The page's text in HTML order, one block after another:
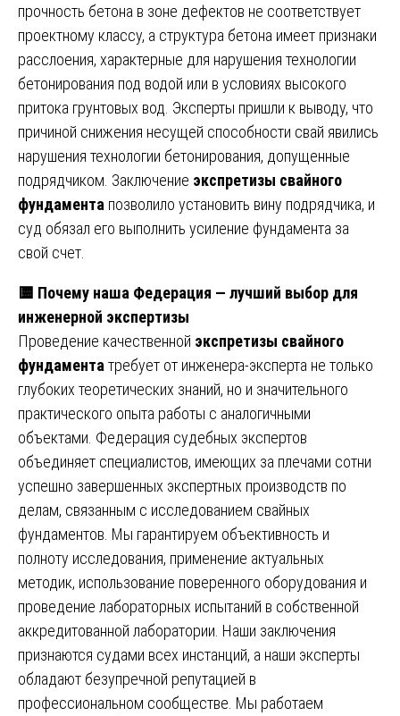
прочность бетона в зоне дефектов не соответствует
проектному классу, а структура бетона имеет признаки
расслоения, характерные для нарушения технологии
бетонирования под водой или в условиях высокого
притока грунтовых вод. Эксперты пришли к выводу, что
причиной снижения несущей способности свай явились
нарушения технологии бетонирования, допущенные
подрядчиком. Заключение экспретизы свайного
фундамента позволило установить вину подрядчика, и
суд обязал его выполнить усиление фундамента за
свой счет.
🟨 Почему наша Федерация — лучший выбор для
инженерной экспертизы
Проведение качественной экспретизы свайного
фундамента требует от инженера-эксперта не только
глубоких теоретических знаний, но и значительного
практического опыта работы с аналогичными
объектами. Федерация судебных экспертов
объединяет специалистов, имеющих за плечами сотни
успешно завершенных экспертных производств по
делам, связанным с исследованием свайных
фундаментов. Мы гарантируем объективность и
полноту исследования, применение актуальных
методик, использование поверенного оборудования и
проведение лабораторных испытаний в собственной
аккредитованной лаборатории. Наши заключения
признаются судами всех инстанций, а наши эксперты
обладают безупречной репутацией в
профессиональном сообществе. Мы работаем